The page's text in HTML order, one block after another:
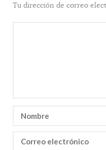
Tu dirección de correo